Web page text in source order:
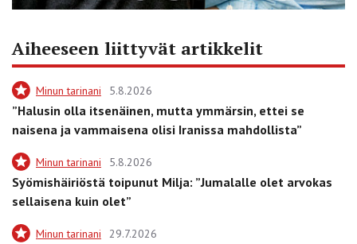
Aiheeseen liittyvät artikkelit
Minun tarinani 5.8.2026
”Halusin olla itsenäinen, mutta ymmärsin, ettei se
naisena ja vammaisena olisi Iranissa mahdollista”
Minun tarinani 5.8.2026
Syömishäiriöstä toipunut Milja: ”Jumalalle olet arvokas
sellaisena kuin olet”
Minun tarinani 29.7.2026